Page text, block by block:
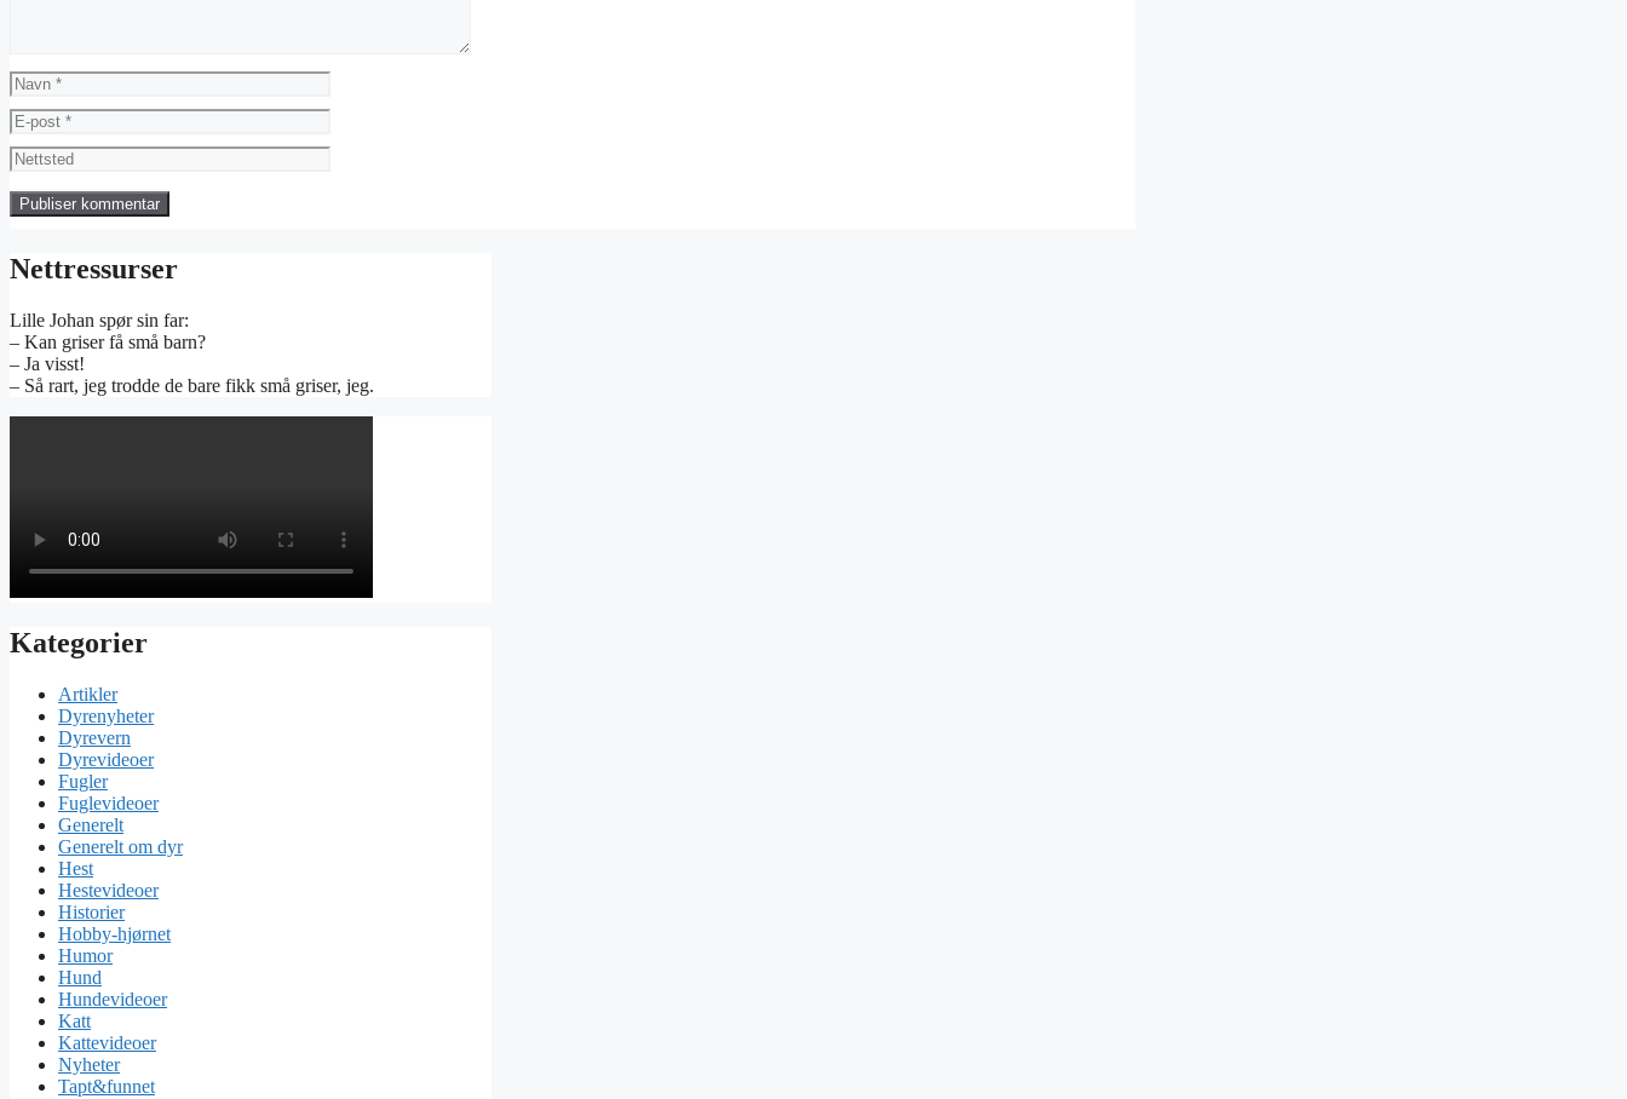
Navn
E-
post
Nettsted
Nettressurser
Lille Johan spør sin far:
– Kan griser få små barn?
– Ja visst!
– Så rart, jeg trodde de bare fikk små griser, jeg.
Kategorier
Artikler
Dyrenyheter
Dyrevern
Dyrevideoer
Fugler
Fuglevideoer
Generelt
Generelt om dyr
Hest
Hestevideoer
Historier
Hobby-hjørnet
Humor
Hund
Hundevideoer
Katt
Kattevideoer
Nyheter
Tapt&funnet